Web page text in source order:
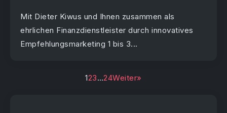
Mit Dieter Kiwus und Ihnen zusammen als
ehrlichen Finanzdienstleister durch innovatives
Empfehlungsmarketing 1 bis 3...
123…24Weiter»